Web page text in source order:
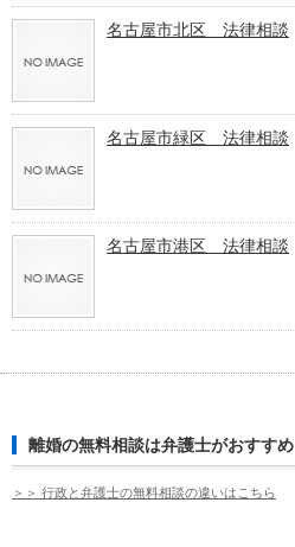
名古屋市北区 法律相談
名古屋市緑区 法律相談
名古屋市港区 法律相談
離婚の無料相談は弁護士がおすすめ
＞＞ 行政と弁護士の無料相談の違いはこちら